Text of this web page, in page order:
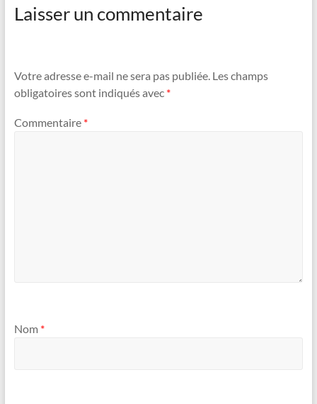
Laisser un commentaire
Votre adresse e-mail ne sera pas publiée. Les champs
obligatoires sont indiqués avec *
Commentaire *
Nom *